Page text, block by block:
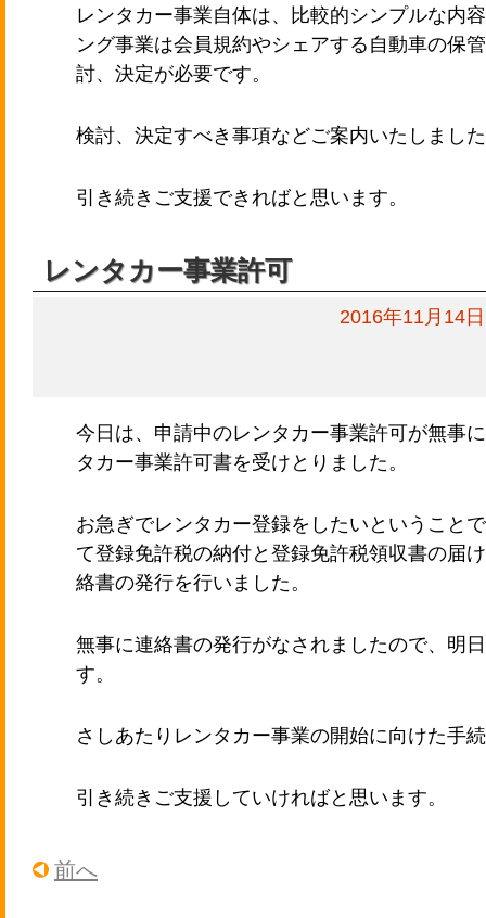
レンタカー事業自体は、比較的シンプルな内
ング事業は会員規約やシェアする自動車の保
討、決定が必要です。
検討、決定すべき事項などご案内いたしまし
引き続きご支援できればと思います。
レンタカー事業許可
2016年11月14日
今日は、申請中のレンタカー事業許可が無事
タカー事業許可書を受けとりました。
お急ぎでレンタカー登録をしたいということ
て登録免許税の納付と登録免許税領収書の届
絡書の発行を行いました。
無事に連絡書の発行がなされましたので、明
す。
さしあたりレンタカー事業の開始に向けた手
引き続きご支援していければと思います。
前へ